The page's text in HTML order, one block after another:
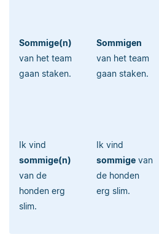
Sommige(n)
van het team
gaan staken.
Sommigen
van het team
gaan staken.
Ik vind
sommige(n)
van de
honden erg
slim.
Ik vind
sommige van
de honden
erg slim.